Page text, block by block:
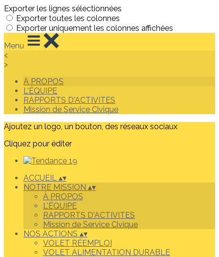
Exporter les lignes sélectionnées
Exporter toutes les colonnes
Exporter uniquement les colonnes affichées
Menu
<
>
À PROPOS
L'ÉQUIPE
RAPPORTS D'ACTIVITES
Mission de Service Civique
Ajoutez un logo, un bouton, des réseaux sociaux
Cliquez pour éditer
ACCUEIL ▴▾
NOTRE MISSION ▴▾
À PROPOS
L'ÉQUIPE
RAPPORTS D'ACTIVITES
Mission de Service Civique
NOS ACTIONS ▴▾
VOLET RÉEMPLOI
VOLET ALIMENTATION DURABLE